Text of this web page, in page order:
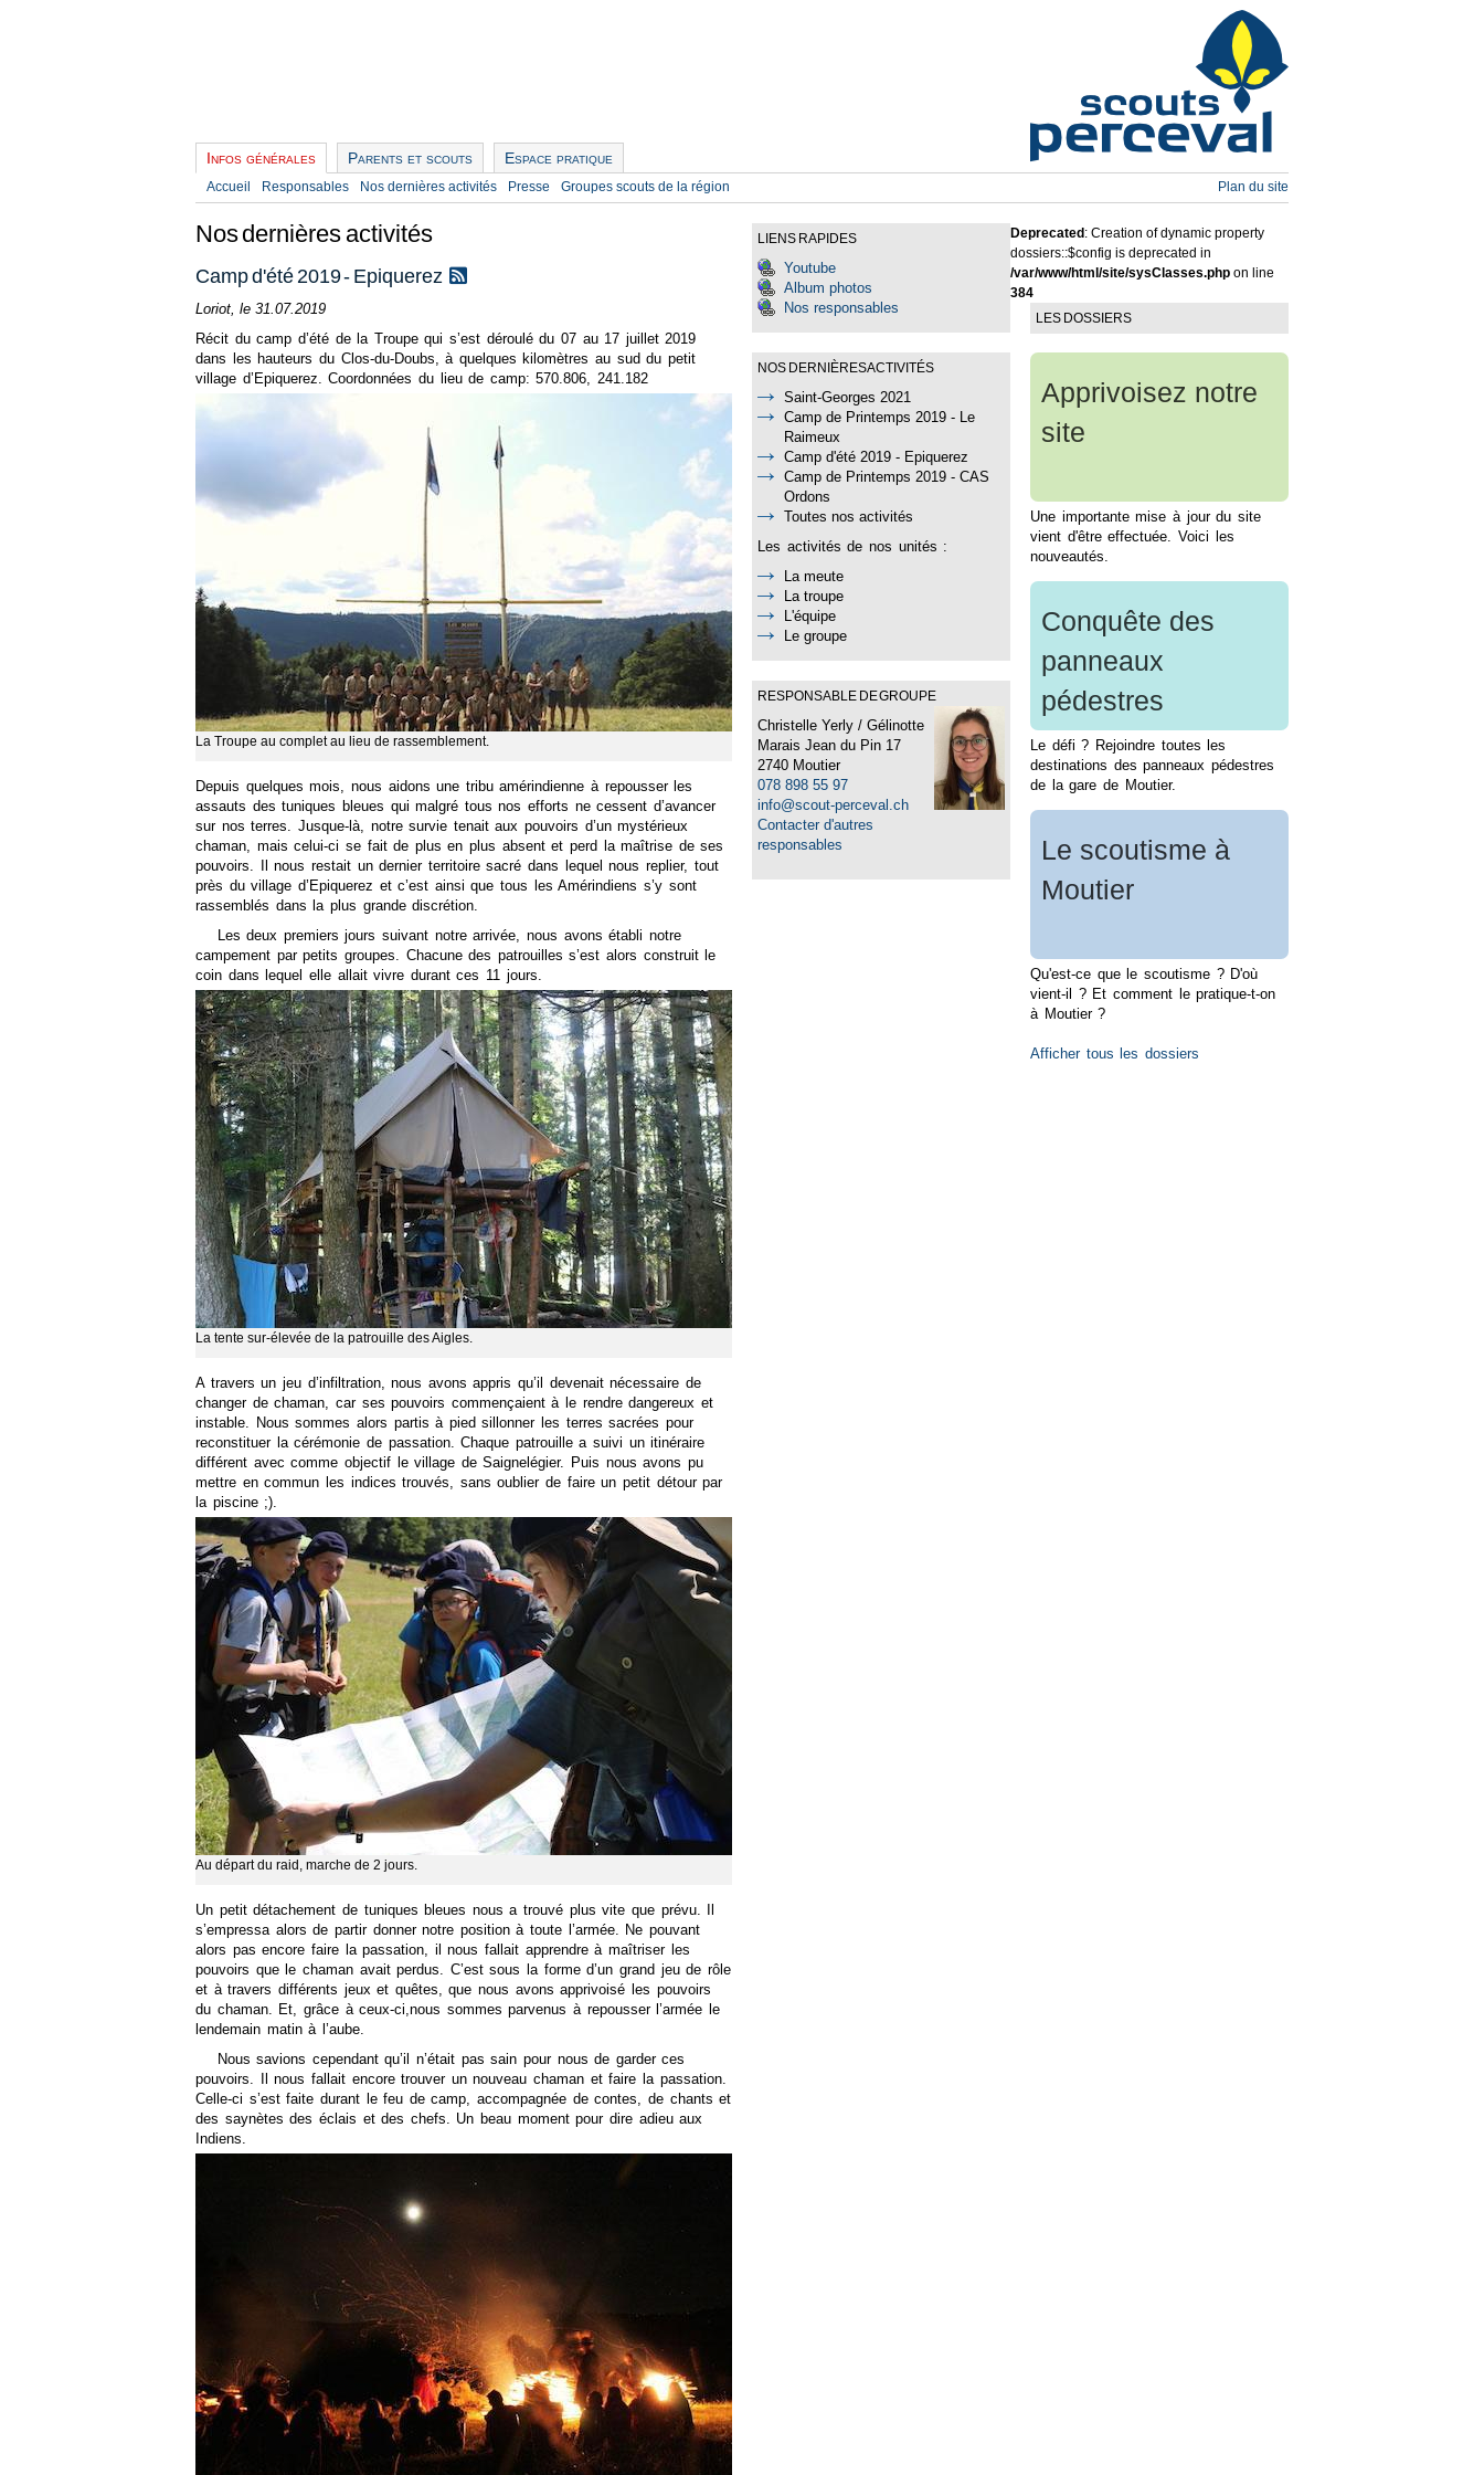
Infos générales Parents et scouts Espace pratique
Accueil Responsables Nos dernières activités Presse Groupes scouts de la région Plan du site
Nos dernières activités
Camp d'été 2019 - Epiquerez
Loriot, le 31.07.2019
Récit du camp d’été de la Troupe qui s’est déroulé du 07 au 17 juillet 2019
dans les hauteurs du Clos-du-Doubs, à quelques kilomètres au sud du petit
village d’Epiquerez. Coordonnées du lieu de camp: 570.806, 241.182
La Troupe au complet au lieu de rassemblement.
Depuis quelques mois, nous aidons une tribu amérindienne à repousser les
assauts des tuniques bleues qui malgré tous nos efforts ne cessent d’avancer
sur nos terres. Jusque-là, notre survie tenait aux pouvoirs d’un mystérieux
chaman, mais celui-ci se fait de plus en plus absent et perd la maîtrise de ses
pouvoirs. Il nous restait un dernier territoire sacré dans lequel nous replier, tout
près du village d’Epiquerez et c’est ainsi que tous les Amérindiens s’y sont
rassemblés dans la plus grande discrétion.
Les deux premiers jours suivant notre arrivée, nous avons établi notre
campement par petits groupes. Chacune des patrouilles s’est alors construit le
coin dans lequel elle allait vivre durant ces 11 jours.
La tente sur-élevée de la patrouille des Aigles.
A travers un jeu d’infiltration, nous avons appris qu’il devenait nécessaire de
changer de chaman, car ses pouvoirs commençaient à le rendre dangereux et
instable. Nous sommes alors partis à pied sillonner les terres sacrées pour
reconstituer la cérémonie de passation. Chaque patrouille a suivi un itinéraire
différent avec comme objectif le village de Saignelégier. Puis nous avons pu
mettre en commun les indices trouvés, sans oublier de faire un petit détour par
la piscine ;).
Au départ du raid, marche de 2 jours.
Un petit détachement de tuniques bleues nous a trouvé plus vite que prévu. Il
s’empressa alors de partir donner notre position à toute l’armée. Ne pouvant
alors pas encore faire la passation, il nous fallait apprendre à maîtriser les
pouvoirs que le chaman avait perdus. C’est sous la forme d’un grand jeu de rôle
et à travers différents jeux et quêtes, que nous avons apprivoisé les pouvoirs
du chaman. Et, grâce à ceux-ci,nous sommes parvenus à repousser l’armée le
lendemain matin à l’aube.
Nous savions cependant qu’il n’était pas sain pour nous de garder ces
pouvoirs. Il nous fallait encore trouver un nouveau chaman et faire la passation.
Celle-ci s’est faite durant le feu de camp, accompagnée de contes, de chants et
des saynètes des éclais et des chefs. Un beau moment pour dire adieu aux
Indiens.
LIENS RAPIDES
Youtube
Album photos
Nos responsables
NOS DERNIÈRES ACTIVITÉS
Saint-Georges 2021
Camp de Printemps 2019 - Le
Raimeux
Camp d'été 2019 - Epiquerez
Camp de Printemps 2019 - CAS
Ordons
Toutes nos activités
Les activités de nos unités :
La meute
La troupe
L'équipe
Le groupe
RESPONSABLE DE GROUPE
Christelle Yerly / Gélinotte
Marais Jean du Pin 17
2740 Moutier
078 898 55 97
info@scout-perceval.ch
Contacter d'autres
responsables
Deprecated : Creation of dynamic property
dossiers::$config is deprecated in
/var/www/html/site/sysClasses.php on line
384
LES DOSSIERS
Apprivoisez notre
site
Une importante mise à jour du site
vient d'être effectuée. Voici les
nouveautés.
Conquête des
panneaux
pédestres
Le défi ? Rejoindre toutes les
destinations des panneaux pédestres
de la gare de Moutier.
Le scoutisme à
Moutier
Qu'est-ce que le scoutisme ? D'où
vient-il ? Et comment le pratique-t-on
à Moutier ?
Afficher tous les dossiers